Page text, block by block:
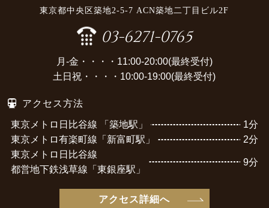
東京都中央区築地2-5-7 ACN築地二丁目ビル2F
03-6271-0765
月-金・・・・11:00-20:00(最終受付)
土日祝・・・・10:00-19:00(最終受付)
アクセス方法
東京メトロ日比谷線 「築地駅」
1分
東京メトロ有楽町線「新富町駅」
2分
東京メトロ日比谷線
都営地下鉄浅草線「東銀座駅」
9分
アクセス詳細へ